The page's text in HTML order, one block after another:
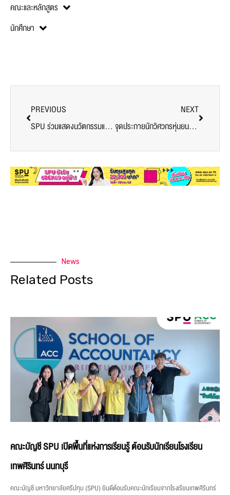
คณะและหลักสูตร
นักศึกษา
PREVIOUS
SPU ร่วมแสดงนวัตกรรมและเทคโนโลยีด้านการศึกษา ในงาน (EdTeX2023 ครั้งที่ 5)
NEXT
จุดประกายนักวิศวกรหุ่นยนต์รุ่นใหม่ ก้าวแรกของการเรียนรู้ด้าน AI กับ SPU Line Tracking Robot Contest 2023 การแข่งขันรถวิ่งตามเส้น โดยคณะวิศวกรรมศาสตร์
News
Related Posts
คณะบัญชี SPU เปิดพื้นที่แห่งการเรียนรู้ ต้อนรับนักเรียนโรงเรียน
เทพศิรินทร์ นนทบุรี
คณะบัญชี มหาวิทยาลัยศรีปทุม (SPU) ยินดีต้อนรับคณะนักเรียนจากโรงเรียนเทพศิรินทร์